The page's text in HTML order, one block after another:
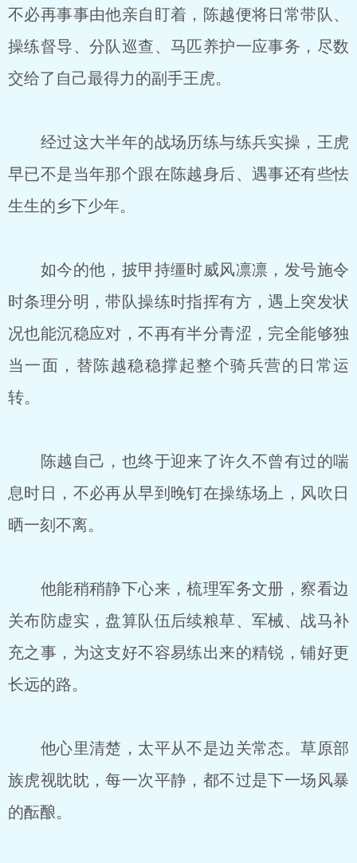
不必再事事由他亲自盯着，陈越便将日常带队、
操练督导、分队巡查、马匹养护一应事务，尽数
交给了自己最得力的副手王虎。
经过这大半年的战场历练与练兵实操，王虎
早已不是当年那个跟在陈越身后、遇事还有些怯
生生的乡下少年。
如今的他，披甲持缰时威风凛凛，发号施令
时条理分明，带队操练时指挥有方，遇上突发状
况也能沉稳应对，不再有半分青涩，完全能够独
当一面，替陈越稳稳撑起整个骑兵营的日常运
转。
陈越自己，也终于迎来了许久不曾有过的喘
息时日，不必再从早到晚钉在操练场上，风吹日
晒一刻不离。
他能稍稍静下心来，梳理军务文册，察看边
关布防虚实，盘算队伍后续粮草、军械、战马补
充之事，为这支好不容易练出来的精锐，铺好更
长远的路。
他心里清楚，太平从不是边关常态。草原部
族虎视眈眈，每一次平静，都不过是下一场风暴
的酝酿。